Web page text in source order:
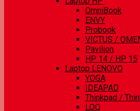
OmniBook
ENVY
Probook
VICTUS /
Pavilion
HP 14 / HP 15
Laptop LENOVO
YOGA
IDEAPAD
Thinkpad /
LOQ